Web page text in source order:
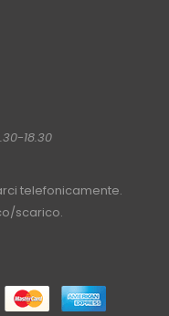
18.30
telefonicamente.
scarico.